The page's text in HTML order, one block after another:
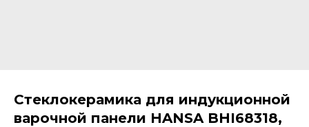
Стеклокерамика для индукционной
варочной панели HANSA BHI68318,